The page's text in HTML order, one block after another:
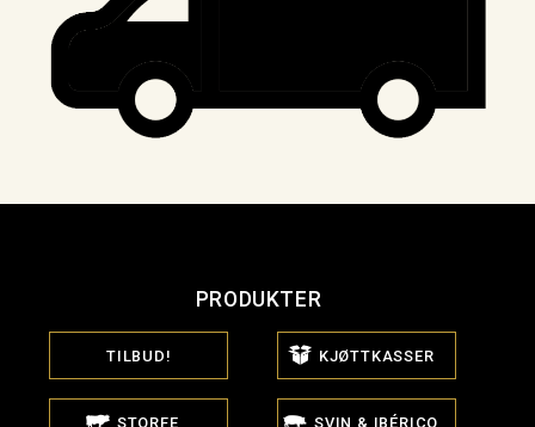
PRODUKTER
TILBUD! KJØTTKASSER
STORFE SVIN & IBÉRICO